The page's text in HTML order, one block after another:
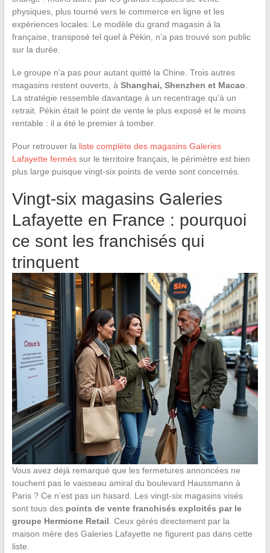
physiques, plus tourné vers le commerce en ligne et les
expériences locales. Le modèle du grand magasin à la
française, transposé tel quel à Pékin, n’a pas trouvé son public
sur la durée.
Le groupe n’a pas pour autant quitté la Chine. Trois autres
magasins restent ouverts, à Shanghai, Shenzhen et Macao
La stratégie ressemble davantage à un recentrage qu’à un
retrait. Pékin était le point de vente le plus exposé et le moins
rentable : il a été le premier à tomber.
Pour retrouver la liste complète des magasins Galeries
Lafayette ferméssur le territoire français, le périmètre est bien
plus large puisque vingt-six points de vente sont concernés.
Vingt-six magasins Galeries
Lafayette en France : pourquoi
ce sont les franchisés qui
trinquent
Vous avez déjà remarqué que les fermetures annoncées ne
touchent pas le vaisseau amiral du boulevard Haussmann à
Paris ? Ce n’est pas un hasard. Les vingt-six magasins visés
sont tous des points de vente franchisés exploités par le
groupe Hermione Retail. Ceux gérés directement par la
maison mère des Galeries Lafayette ne figurent pas dans cette
liste.